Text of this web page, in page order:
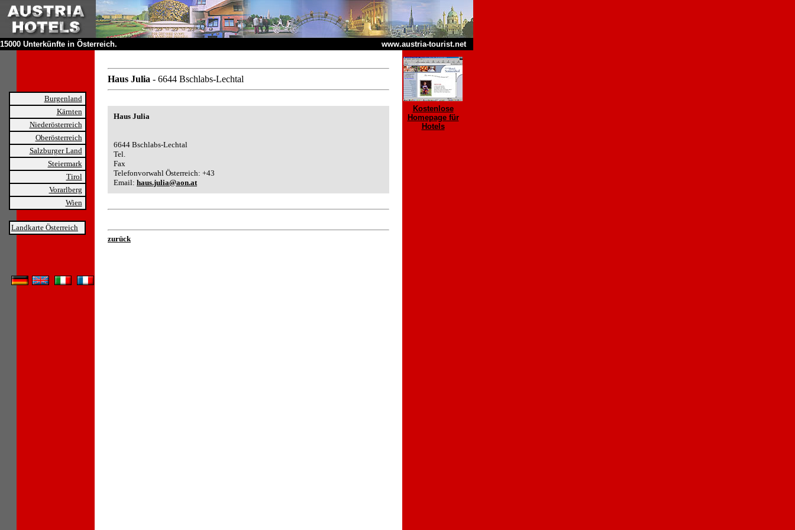
15000 Unterkünfte in Österreich. www.austria-tourist.net
Burgenland
Kärnten
Niederösterreich
Oberösterreich
Salzburger Land
Steiermark
Tirol
Vorarlberg
Wien
Landkarte Österreich
Haus Julia - 6644 Bschlabs-Lechtal
Haus Julia
6644 Bschlabs-Lechtal
Tel.
Fax
Telefonvorwahl Österreich: +43
Email: haus.julia@aon.at
zurück
Kostenlose
Homepage für
Hotels